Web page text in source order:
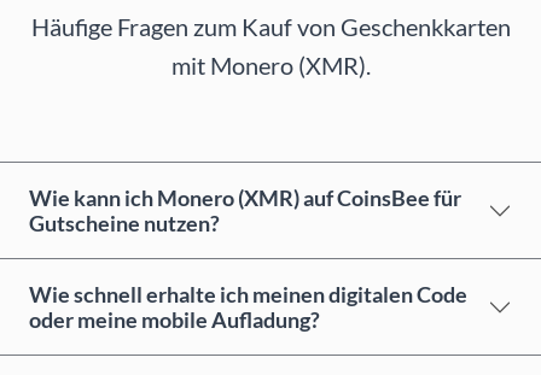
Häufige Fragen zum Kauf von Geschenkkarten
mit Monero (XMR).
Wie kann ich Monero (XMR) auf CoinsBee für
Gutscheine nutzen?
Wie schnell erhalte ich meinen digitalen Code
oder meine mobile Aufladung?